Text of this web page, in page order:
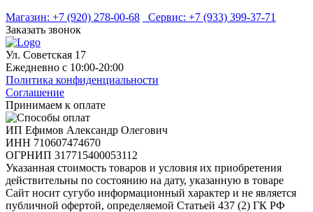
Магазин: +7 (920) 278-00-68 Сервис: +7 (933) 399-37-71
Заказать звонок
Ул. Советская 17
Ежедневно с 10:00-20:00
Политика конфиденциальности
Соглашение
Принимаем к оплате
ИП Ефимов Александр Олегович
ИНН 710607474670
ОГРНИП 317715400053112
Указанная стоимость товаров и условия их приобретения
действительны по состоянию на дату, указанную в товаре
Сайт носит сугубо информационный характер и не является
публичной офертой, определяемой Статьей 437 (2) ГК РФ